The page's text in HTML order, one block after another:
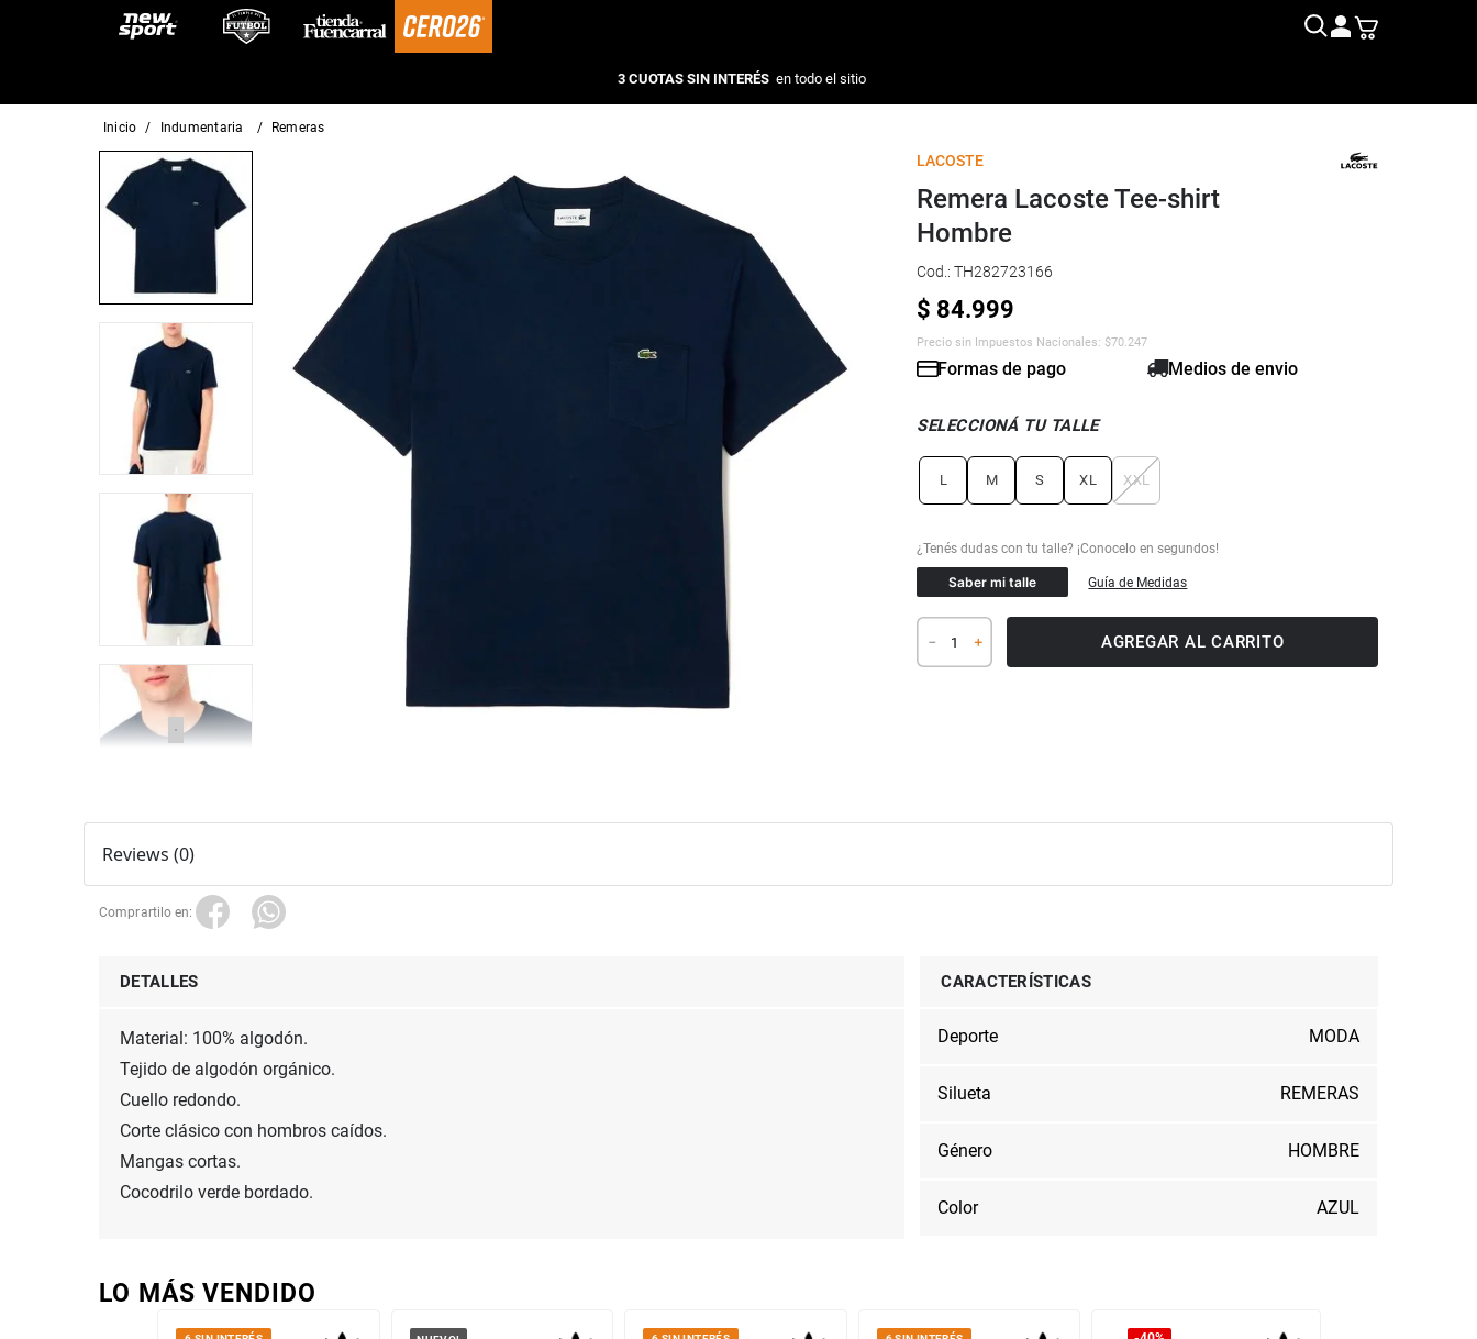
3 CUOTAS SIN INTERÉS en todo el sitio
indumentaria remeras
LACOSTE
Remera Lacoste Tee-shirt
Hombre
Cod. :TH282723166
$ 84.999
Precio sin Impuestos Nacionales: $70.247
Formas de pago Medios de envio
SELECCIONÁ TU TALLE
L M S XL XXL
Saber mi talle Guía de Medidas
＋
－ AGREGAR AL CARRITO
Reviews (0)
DETALLES
Material: 100% algodón.
Tejido de algodón orgánico.
Cuello redondo.
Corte clásico con hombros caídos.
Mangas cortas.
Cocodrilo verde bordado.
Deporte MODA
Silueta REMERAS
Género HOMBRE
Color AZUL
LO MÁS VENDIDO